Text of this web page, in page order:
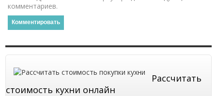
комментариев.
Рассчитать
стоимость кухни онлайн